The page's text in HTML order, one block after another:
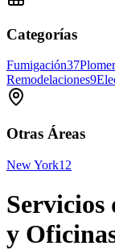
Categorías
Fumigación37
Remodelaciones9
Otras Áreas
New York12
Servicios
y